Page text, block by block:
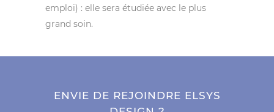
emploi) : elle sera étudiée avec le plus
grand soin.
ENVIE DE REJOINDRE ELSYS